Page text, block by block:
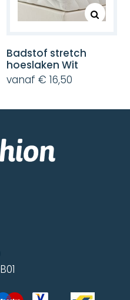
Badstof stretch
hoeslaken Wit
vanaf € 16,50